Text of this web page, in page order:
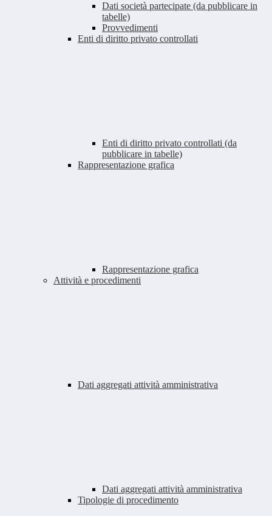
Dati società partecipate (da pubblicare in
tabelle)
Provvedimenti
Enti di diritto privato controllati
Enti di diritto privato controllati (da
pubblicare in tabelle)
Rappresentazione grafica
Rappresentazione grafica
Attività e procedimenti
Dati aggregati attività amministrativa
Dati aggregati attività amministrativa
Tipologie di procedimento